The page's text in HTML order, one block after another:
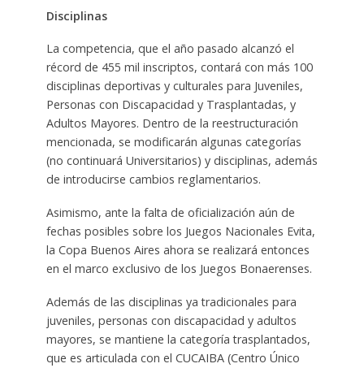
Disciplinas
La competencia, que el año pasado alcanzó el
récord de 455 mil inscriptos, contará con más 100
disciplinas deportivas y culturales para Juveniles,
Personas con Discapacidad y Trasplantadas, y
Adultos Mayores. Dentro de la reestructuración
mencionada, se modificarán algunas categorías
(no continuará Universitarios) y disciplinas, además
de introducirse cambios reglamentarios.
Asimismo, ante la falta de oficialización aún de
fechas posibles sobre los Juegos Nacionales Evita,
la Copa Buenos Aires ahora se realizará entonces
en el marco exclusivo de los Juegos Bonaerenses.
Además de las disciplinas ya tradicionales para
juveniles, personas con discapacidad y adultos
mayores, se mantiene la categoría trasplantados,
que es articulada con el CUCAIBA (Centro Único